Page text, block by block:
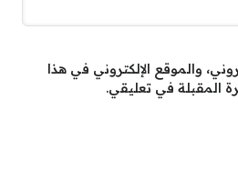
والموقع الإلكتروني في هذا
المقبلة في تعليقي.